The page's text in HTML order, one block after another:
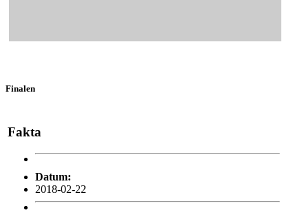
Finalen
Fakta
Datum:
2018-02-22